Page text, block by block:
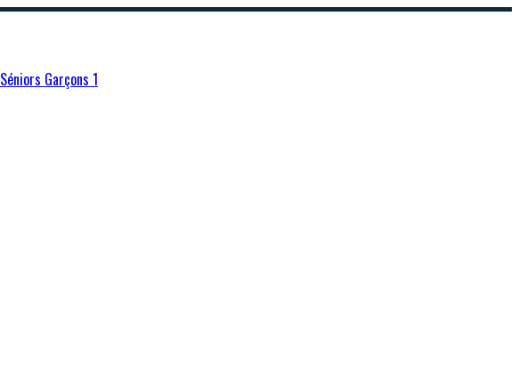
Séniors Garçons 1